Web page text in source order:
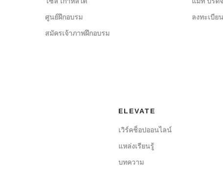
ศูนย์ฝึกอบรม
สมัครเจ้าภาพฝึกอบรม
ลงทะเบียน
ELEVATE
เวิร์คช็อปออนไลน์
แหล่งเรียนรู้
บทความ